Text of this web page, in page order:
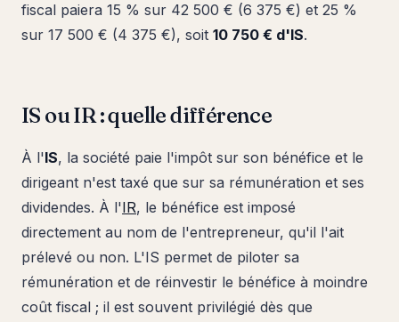
fiscal paiera 15 % sur 42 500 € (6 375 €) et 25 %
sur 17 500 € (4 375 €), soit 10 750 € d'IS.
IS ou IR : quelle différence
À l'IS, la société paie l'impôt sur son bénéfice et le
dirigeant n'est taxé que sur sa rémunération et ses
dividendes. À l'IR, le bénéfice est imposé
directement au nom de l'entrepreneur, qu'il l'ait
prélevé ou non. L'IS permet de piloter sa
rémunération et de réinvestir le bénéfice à moindre
coût fiscal ; il est souvent privilégié dès que